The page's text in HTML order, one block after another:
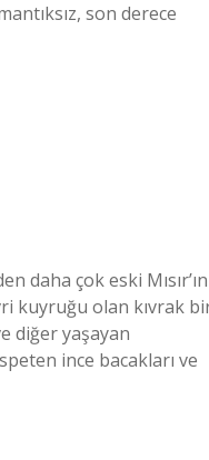
son derece
daha çok eski Mısır’ın
kuyruğu olan kıvrak
diğer yaşayan
ince bacakları ve